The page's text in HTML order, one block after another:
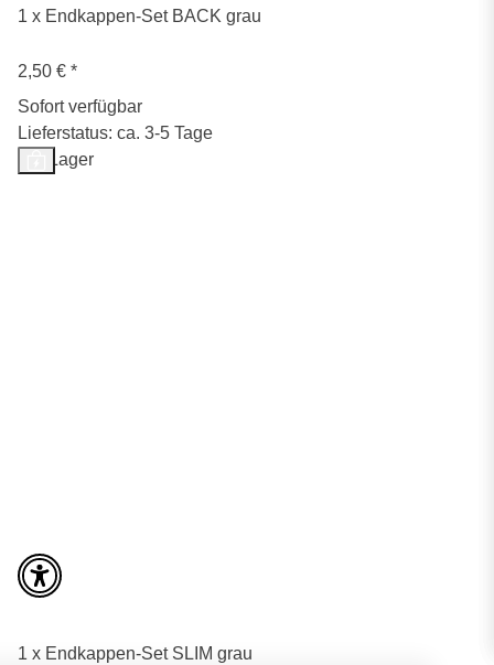
1 x Endkappen-Set BACK grau
2,50 € *
Sofort verfügbar
Lieferstatus: ca. 3-5 Tage
Auf Lager
1 x Endkappen-Set SLIM grau